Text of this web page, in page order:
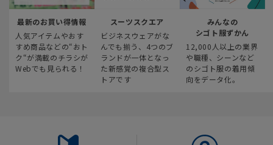
最新のお買い得情報
人気アイテムやおす
すめ商品などの“おト
ク“が満載のチラシが
Webでも見られる！
スーツスクエア
ビジネスウェアがな
んでも揃う、4つのブ
ランドが一体となっ
た新感覚の複合型ス
トアです
みんなの
シゴト服ずかん
12,000人以上の業界
や職種、シーンなど
のシゴト服の着用傾
向をデータ化。